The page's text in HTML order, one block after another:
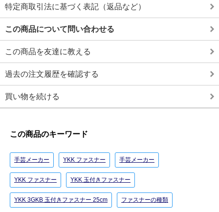
特定商取引法に基づく表記（返品など）
この商品について問い合わせる
この商品を友達に教える
過去の注文履歴を確認する
買い物を続ける
この商品のキーワード
手芸メーカー YKK ファスナー 手芸メーカー
YKK ファスナー YKK 玉付きファスナー
YKK 3GKB 玉付きファスナー 25cm ファスナーの種類